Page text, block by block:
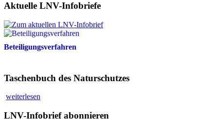
Aktuelle LNV-Infobriefe
Beteiligungsverfahren
Taschenbuch des Naturschutzes
weiterlesen
LNV-Infobrief abonnieren